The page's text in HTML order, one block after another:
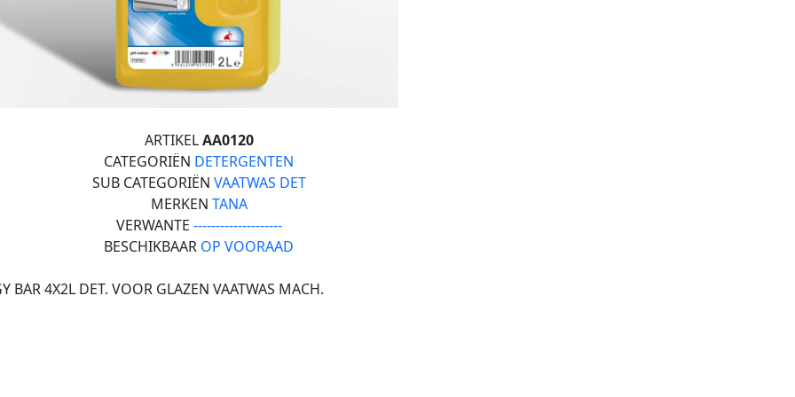
ARTIKELAA0120
CATEGORIËN DETERGENTEN
SUB CATEGORIËN VAATWAS DET
MERKEN TANA
VERWANTE --------------------
BESCHIKBAAR OP VOORAAD
BAR 4X2L DET. VOOR GLAZEN VAATWAS MACH.